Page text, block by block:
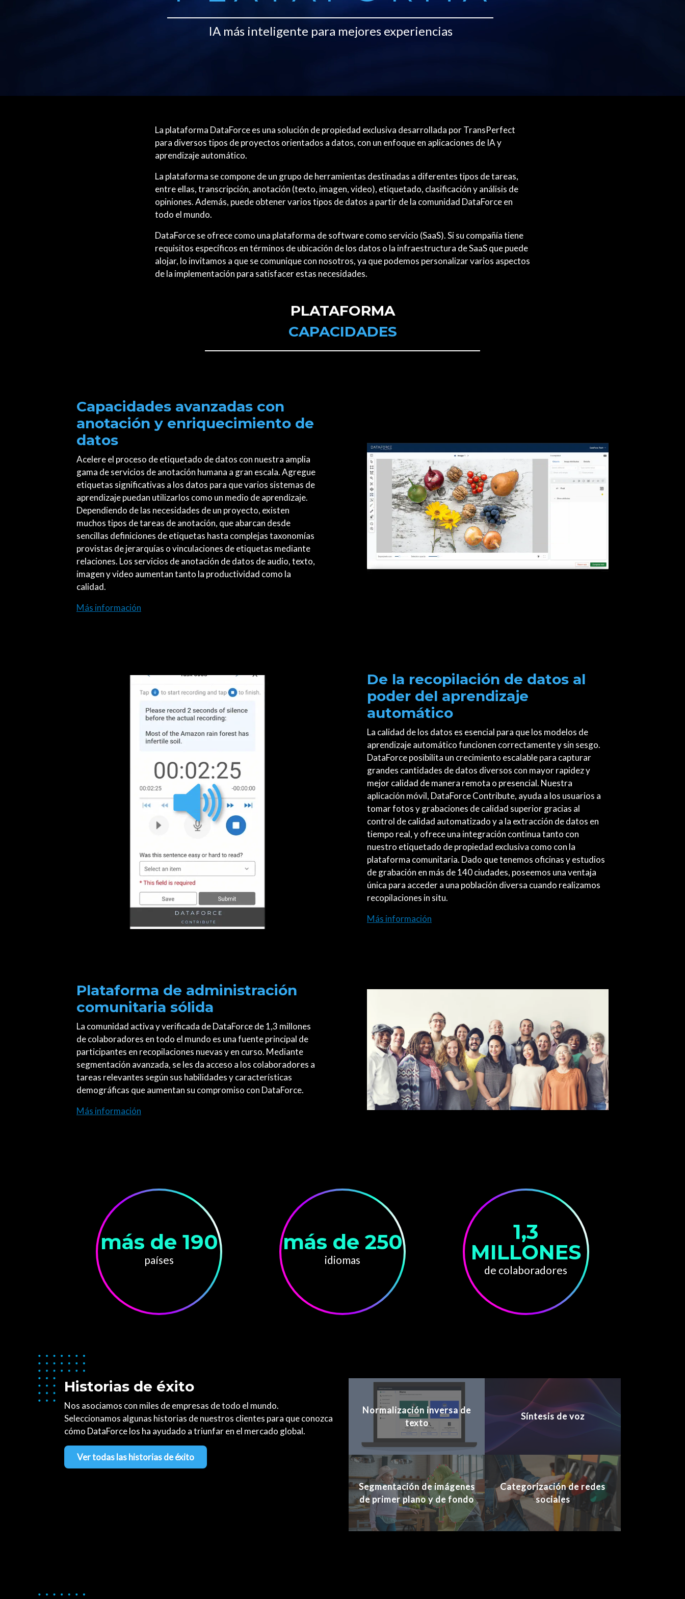
IA más inteligente para mejores experiencias
La plataforma DataForce es una solución de propiedad exclusiva desarrollada por TransPerfect
para diversos tipos de proyectos orientados a datos, con un enfoque en aplicaciones de IA y
aprendizaje automático.
La plataforma se compone de un grupo de herramientas destinadas a diferentes tipos de tareas,
entre ellas, transcripción, anotación (texto, imagen, video), etiquetado, clasificación y análisis de
opiniones. Además, puede obtener varios tipos de datos a partir de la comunidad DataForce en
todo el mundo.
DataForce se ofrece como una plataforma de software como servicio (SaaS). Si su compañía tiene
requisitos específicos en términos de ubicación de los datos o la infraestructura de SaaS que puede
alojar, lo invitamos a que se comunique con nosotros, ya que podemos personalizar varios aspectos
de la implementación para satisfacer estas necesidades.
PLATAFORMA
CAPACIDADES
Capacidades avanzadas con
anotación y enriquecimiento de
datos
Acelere el proceso de etiquetado de datos con nuestra amplia
gama de servicios de anotación humana a gran escala. Agregue
etiquetas significativas a los datos para que varios sistemas de
aprendizaje puedan utilizarlos como un medio de aprendizaje.
Dependiendo de las necesidades de un proyecto, existen
muchos tipos de tareas de anotación, que abarcan desde
sencillas definiciones de etiquetas hasta complejas taxonomías
provistas de jerarquías o vinculaciones de etiquetas mediante
relaciones. Los servicios de anotación de datos de audio, texto,
imagen y video aumentan tanto la productividad como la
calidad.
Más información
De la recopilación de datos al
poder del aprendizaje
automático
La calidad de los datos es esencial para que los modelos de
aprendizaje automático funcionen correctamente y sin sesgo.
DataForce posibilita un crecimiento escalable para capturar
grandes cantidades de datos diversos con mayor rapidez y
mejor calidad de manera remota o presencial. Nuestra
aplicación móvil, DataForce Contribute, ayuda a los usuarios a
tomar fotos y grabaciones de calidad superior gracias al
control de calidad automatizado y a la extracción de datos en
tiempo real, y ofrece una integración continua tanto con
nuestro etiquetado de propiedad exclusiva como con la
plataforma comunitaria. Dado que tenemos oficinas y estudios
de grabación en más de 140 ciudades, poseemos una ventaja
única para acceder a una población diversa cuando realizamos
recopilaciones in situ.
Más información
Plataforma de administración
comunitaria sólida
La comunidad activa y verificada de DataForce de 1,3 millones
de colaboradores en todo el mundo es una fuente principal de
participantes en recopilaciones nuevas y en curso. Mediante
segmentación avanzada, se les da acceso a los colaboradores a
tareas relevantes según sus habilidades y características
demográficas que aumentan su compromiso con DataForce.
Más información
más de 190
países
más de 250
idiomas
1,3
MILLONES
de colaboradores
Historias de éxito
Nos asociamos con miles de empresas de todo el mundo.
Seleccionamos algunas historias de nuestros clientes para que conozca
cómo DataForce los ha ayudado a triunfar en el mercado global.
Ver todas las historias de éxito
Normalización inversa de
texto
Segmentación de imágenes
de primer plano y de fondo
Síntesis de voz
Categorización de redes
sociales